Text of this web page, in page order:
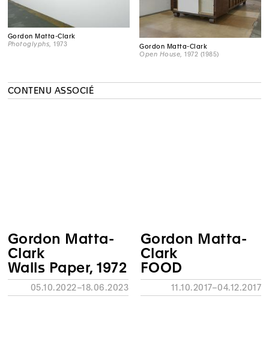
Gordon Matta-Clark
Photoglyphs , 1973
Gordon Matta-Clark
Open House , 1972 (1985)
CONTENU ASSOCIÉ
Gordon Matta-
Clark
Walls Paper, 1972
05.10.2022–18.06.2023
Gordon Matta-
Clark
FOOD
11.10.2017–04.12.2017